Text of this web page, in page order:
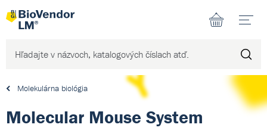
Molekulárna biológia
Molecular Mouse System